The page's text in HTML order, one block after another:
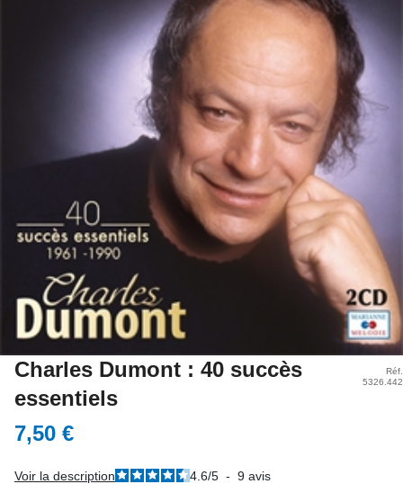
Charles Dumont : 40 succès
essentiels
Réf.
5326.442
7,50 €
Voir la description 4.6/5 - 9 avis